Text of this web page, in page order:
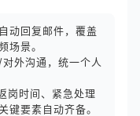
动回复邮件，覆盖
场景。
外沟通，统一个人
岗时间、紧急处理
键要素自动齐备。